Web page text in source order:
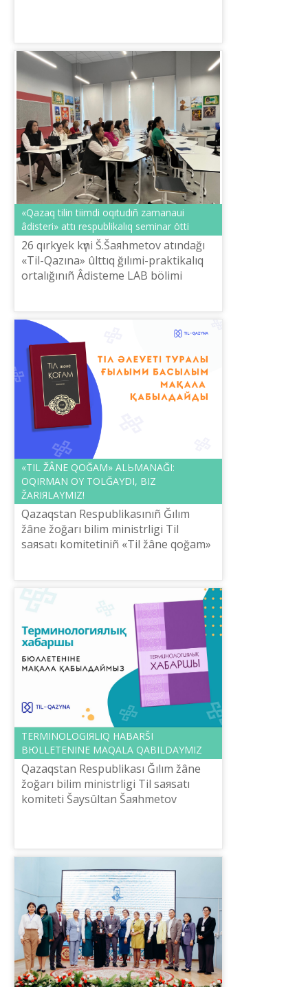
«Qazaq tіlіn tiіmdі oqıtudıñ zamanaui
âdіsterі» attı respublikalıq seminar öttі
26 qırkүyek kүnі Š.Šaяhmetov atındağı
«Tіl-Qazına» ûlttıq ğılımi-praktikalıq
ortalığınıñ Âdіsteme LAB bölіmі
«TІL ŽÂNE QOĞAM» ALЬMANAĞI:
OQIRMAN OY TOLĞAYDI, BІZ
ŽARIЯLAYMIZ!
Qazaqstan Respublikasınıñ Ğılım
žâne žoğarı bіlіm ministrlіgі Tіl
saяsatı komitetіnіñ «Tіl žâne qoğam»
talqısına ...
TERMINOLOGIЯLIQ HABARŠI
BЮLLETENІNE MAQALA QABILDAYMIZ
Qazaqstan Respublikası Ğılım žâne
žoğarı bіlіm ministrlіgі Tіl saяsatı
komitetі Šaysûltan Šaяhmetov